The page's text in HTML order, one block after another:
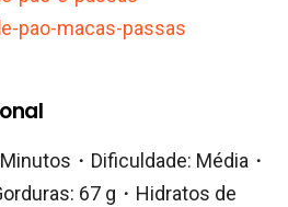
・Dificuldade: Média・
67 g・Hidratos de